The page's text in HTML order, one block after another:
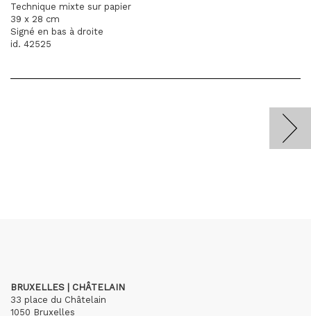
Technique mixte sur papier
39 x 28 cm
Signé en bas à droite
id. 42525
BRUXELLES | CHÂTELAIN
33 place du Châtelain
1050 Bruxelles